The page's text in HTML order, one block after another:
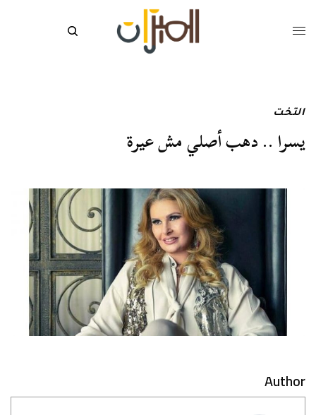
التخت
يسرا .. دهب أصلي مش عيرة
Author